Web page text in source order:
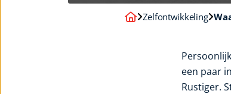
Zelfontwikkeling
een paar
Rustiger.